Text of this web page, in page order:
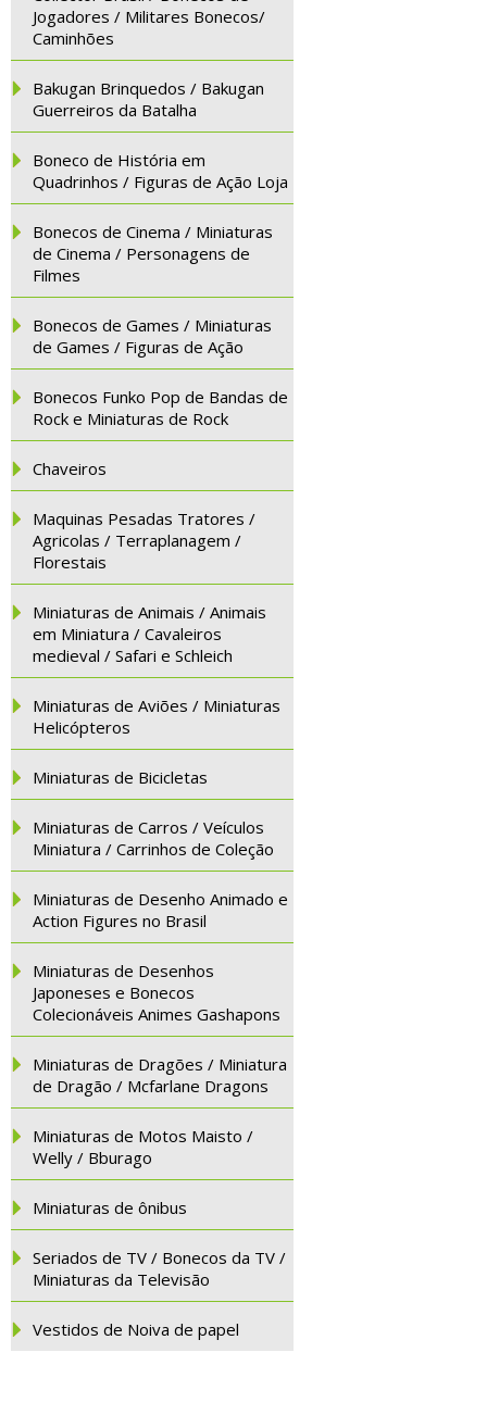
Jogadores / Militares Bonecos/
Caminhões
Bakugan Brinquedos / Bakugan
Guerreiros da Batalha
Boneco de História em
Quadrinhos / Figuras de Ação Loja
Bonecos de Cinema / Miniaturas
de Cinema / Personagens de
Filmes
Bonecos de Games / Miniaturas
de Games / Figuras de Ação
Bonecos Funko Pop de Bandas de
Rock e Miniaturas de Rock
Chaveiros
Maquinas Pesadas Tratores /
Agricolas / Terraplanagem /
Florestais
Miniaturas de Animais / Animais
em Miniatura / Cavaleiros
medieval / Safari e Schleich
Miniaturas de Aviões / Miniaturas
Helicópteros
Miniaturas de Bicicletas
Miniaturas de Carros / Veículos
Miniatura / Carrinhos de Coleção
Miniaturas de Desenho Animado e
Action Figures no Brasil
Miniaturas de Desenhos
Japoneses e Bonecos
Colecionáveis Animes Gashapons
Miniaturas de Dragões / Miniatura
de Dragão / Mcfarlane Dragons
Miniaturas de Motos Maisto /
Welly / Bburago
Miniaturas de ônibus
Seriados de TV / Bonecos da TV /
Miniaturas da Televisão
Vestidos de Noiva de papel